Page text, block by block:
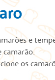
e
camarão.
os